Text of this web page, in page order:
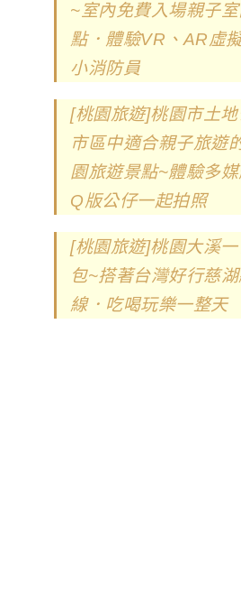
~室內免費入場親子
點．體驗VR、AR虛
小消防員
[桃園旅遊]桃園市土
市區中適合親子旅遊
園旅遊景點~體驗多
Q版公仔一起拍照
[桃園旅遊]桃園大溪
包~搭著台灣好行慈
線．吃喝玩樂一整天